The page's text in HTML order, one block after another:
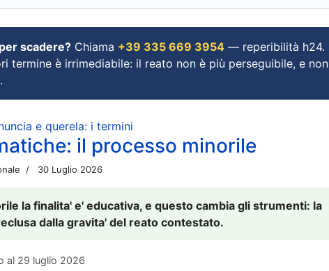
scadere? Chiama +39 335 669 3954 — reperibilità h24.
termine è irrimediabile: il reato non è più perseguibile, e non
e querela: i termini
il processo minorile
30 Luglio 2026
la finalita' e' educativa, e questo cambia gli strumenti: la
dalla gravita' del reato contestato.
al 29 luglio 2026